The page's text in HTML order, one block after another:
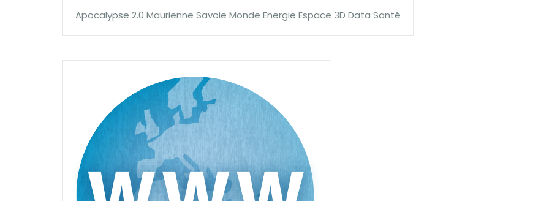
Apocalypse 2.0 Maurienne Savoie Monde Energie Espace 3D Data Santé